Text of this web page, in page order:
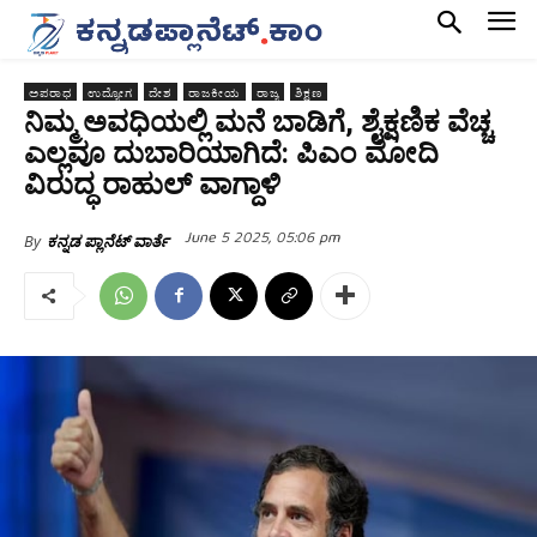
ಅಪರಾಧ ಉದ್ಯೋಗ ದೇಶ ರಾಜಕೀಯ ರಾಜ್ಯ ಶಿಕ್ಷಣ
ನಿಮ್ಮ ಅವಧಿಯಲ್ಲಿ ಮನೆ ಬಾಡಿಗೆ, ಶೈಕ್ಷಣಿಕ ವೆಚ್ಚ
ಎಲ್ಲವೂ ದುಬಾರಿಯಾಗಿದೆ: ಪಿಎಂ ಮೋದಿ
ವಿರುದ್ಧ ರಾಹುಲ್ ವಾಗ್ದಾಳಿ
By ಕನ್ನಡ ಪ್ಲಾನೆಟ್ ವಾರ್ತೆ June 5 2025, 05:06 pm